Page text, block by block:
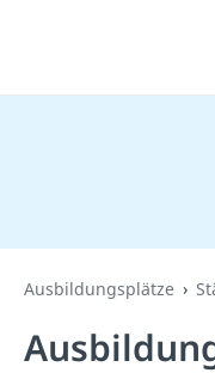
Ausbildungsplätze